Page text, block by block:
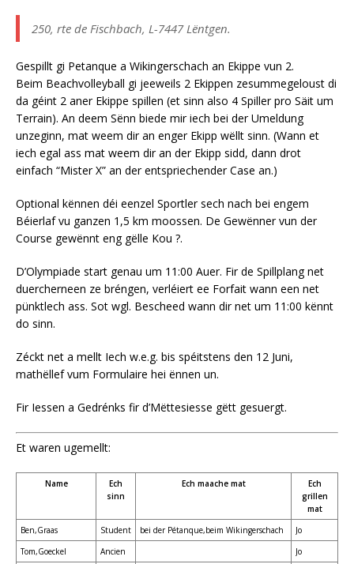
250, rte de Fischbach, L-7447 Lëntgen.
Gespillt gi Petanque a Wikingerschach an Ekippe vun 2.
Beim Beachvolleyball gi jeeweils 2 Ekippen zesummegeloust di
da géint 2 aner Ekippe spillen (et sinn also 4 Spiller pro Säit um
Terrain). An deem Sënn biede mir iech bei der Umeldung
unzeginn, mat weem dir an enger Ekipp wëllt sinn. (Wann et
iech egal ass mat weem dir an der Ekipp sidd, dann drot
einfach “Mister X” an der entspriechender Case an.)
Optional kënnen déi eenzel Sportler sech nach bei engem
Béierlaf vu ganzen 1,5 km moossen. De Gewënner vun der
Course gewënnt eng gëlle Kou ?.
D’Olympiade start genau um 11:00 Auer. Fir de Spillplang net
duercherneen ze bréngen, verléiert ee Forfait wann een net
pünktlech ass. Sot wgl. Bescheed wann dir net um 11:00 kënnt
do sinn.
Zéckt net a mellt Iech w.e.g. bis spéitstens den 12 Juni,
mathëllef vum Formulaire hei ënnen un.
Fir Iessen a Gedrénks fir d’Mëttesiesse gëtt gesuergt.
Et waren ugemellt:
Name
Ech
sinn
Ech maache mat
Ech
grillen
mat
Ben,Graas
Student bei der Pétanque,beim Wikingerschach
Jo
Tom,Goeckel
Ancien
Jo